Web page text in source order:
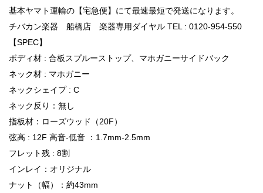
基本ヤマト運輸の【宅急便】にて最速最短で発送になります。
チバカン楽器 船橋店 楽器専用ダイヤル TEL : 0120-954-550
【SPEC】
ボディ材 : 合板スプルーストップ、マホガニーサイドバック
ネック材 : マホガニー
ネックシェイプ : C
ネック反り：無し
指板材：ローズウッド（20F）
弦高 : 12F 高音-低音 ：1.7mm-2.5mm
フレット残 : 8割
インレイ：オリジナル
ナット（幅）：約43mm